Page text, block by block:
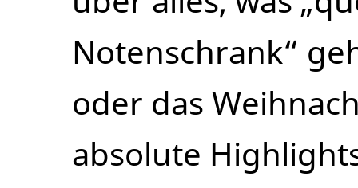
Notenschrank“
oder das
absolute